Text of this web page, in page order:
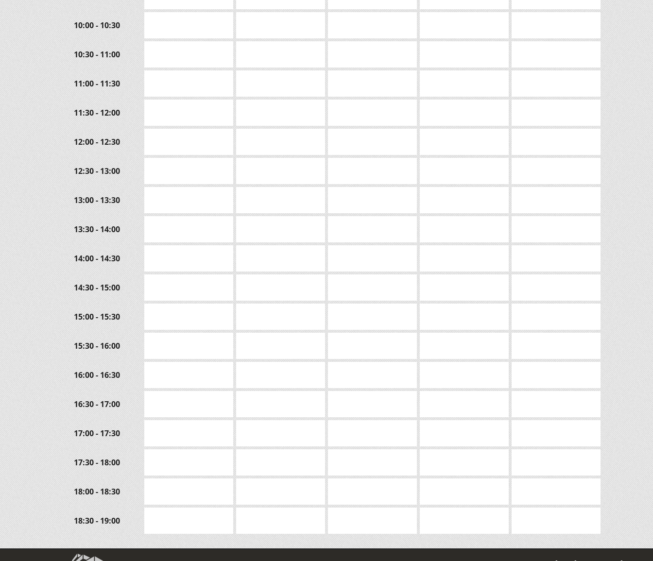
10:00 - 10:30
10:30 - 11:00
11:00 - 11:30
11:30 - 12:00
12:00 - 12:30
12:30 - 13:00
13:00 - 13:30
13:30 - 14:00
14:00 - 14:30
14:30 - 15:00
15:00 - 15:30
15:30 - 16:00
16:00 - 16:30
16:30 - 17:00
17:00 - 17:30
17:30 - 18:00
18:00 - 18:30
18:30 - 19:00